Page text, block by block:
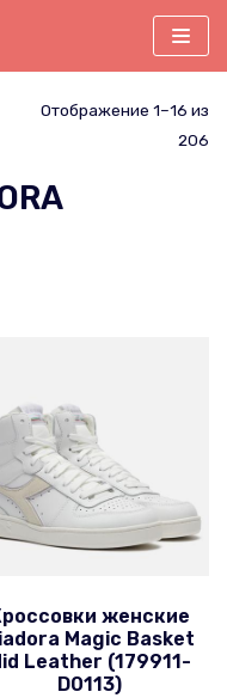
Отображение 1–16 из
206
женские
Magic Basket
Leather (179911-
D0113)